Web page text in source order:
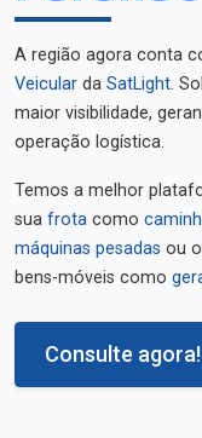
A região agora conta
Veicular da SatLight.
maior visibilidade,
operação logística.
Temos a melhor
sua frota como
máquinas pesadas ou
bens-móveis como
Consulte agora!